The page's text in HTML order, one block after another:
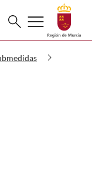
Buscar
search menu
chevron_right